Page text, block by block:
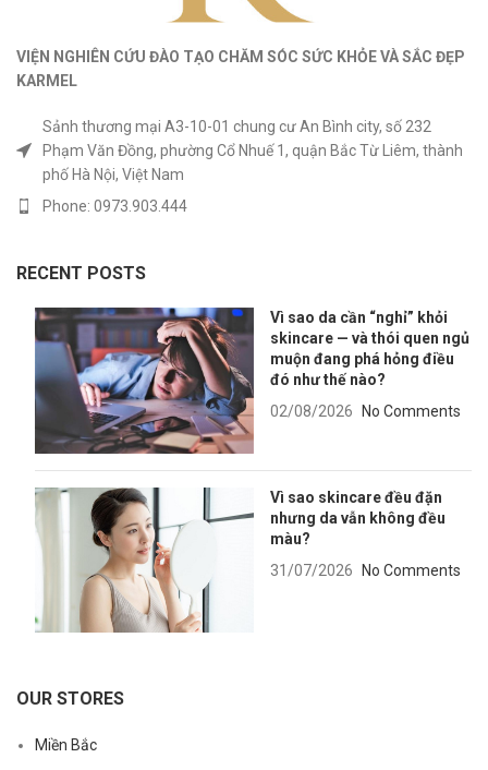
VIỆN NGHIÊN CỨU ĐÀO TẠO CHĂM SÓC SỨC KHỎEVÀSẮC ĐẸP
KARMEL
Sảnh thương mại A3-10-01 chung cư An Bình city, số 232
Phạm Văn Đồng, phường Cổ Nhuế 1, quận Bắc Từ Liêm, thành
phố Hà Nội, Việt Nam
Phone: 0973.903.444
RECENT POSTS
Vì sao da cần “nghỉ” khỏi
skincare — và thói quen ngủ
muộn đang phá hỏng điều
đó như thế nào?
02/08/2026
No Comments
Vì sao skincare đều đặn
nhưng da vẫn không đều
màu?
31/07/2026
No Comments
OUR STORES
Miền Bắc